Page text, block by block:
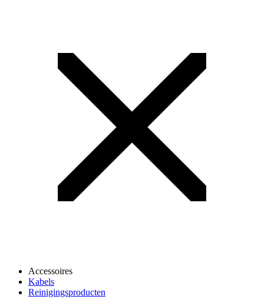
Accessoires
Kabels
Reinigingsproducten